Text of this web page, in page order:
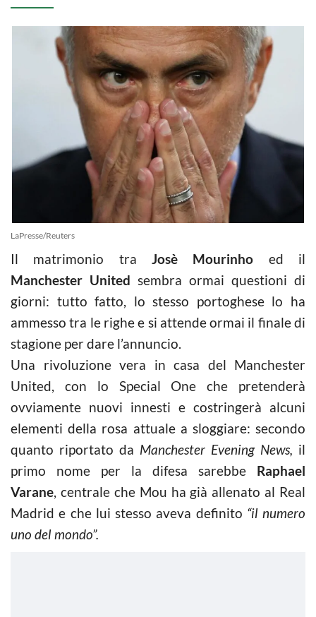
LaPresse/Reuters
Il matrimonio tra Josè Mourinho ed il
Manchester United sembra ormai questioni di
giorni: tutto fatto, lo stesso portoghese lo ha
ammesso tra le righe e si attende ormai il finale di
stagione per dare l’annuncio.
Una rivoluzione vera in casa del Manchester
United, con lo Special One che pretenderà
ovviamente nuovi innesti e costringerà alcuni
elementi della rosa attuale a sloggiare: secondo
quanto riportato da Manchester Evening News, il
primo nome per la difesa sarebbe Raphael
Varane, centrale che Mou ha già allenato al Real
Madrid e che lui stesso aveva definito “il numero
uno del mondo”.